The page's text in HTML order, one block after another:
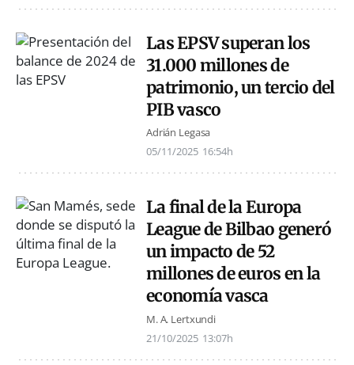
Las EPSV superan los
31.000 millones de
patrimonio, un tercio del
PIB vasco
Adrián Legasa
05/11/2025 16:54h
La final de la Europa
League de Bilbao generó
un impacto de 52
millones de euros en la
economía vasca
M. A. Lertxundi
21/10/2025 13:07h